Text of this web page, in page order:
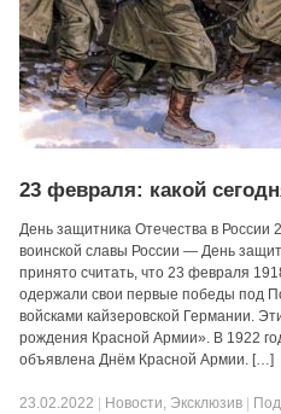
23 февраля: какой
День защитника Отечества в России
воинской славы России — День
принято считать, что 23 февраля
одержали свои первые победы под
войсками кайзеровской Германии.
рождения Красной Армии». В 1922
объявлена Днём Красной Армии. […]
23.02.2022 Новости, Эксклюзив